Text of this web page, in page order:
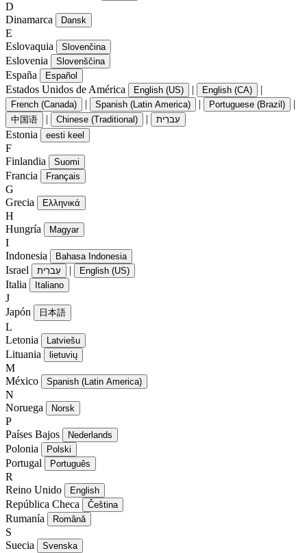
D
Dinamarca
Dansk
E
Eslovaquia
Slovenčina
Eslovenia Slovenščina
España Español
Estados Unidos de América English (US) | English (CA) |
French (Canada) | Spanish (Latin America) | Portuguese (Brazil) |
中国语 | Chinese (Traditional) | עִברִית
Estonia eesti keel
F
Finlandia
Suomi
Francia Français
G
Grecia
Ελληνικά
H
Hungría
Magyar
I
Indonesia
Bahasa Indonesia
Israel עִברִית | English (US)
Italia Italiano
J
Japón
日本語
L
Letonia
Latviešu
Lituania lietuvių
M
México
Spanish (Latin America)
N
Noruega
Norsk
P
Países Bajos
Nederlands
Polonia Polski
Portugal Português
R
Reino Unido
English
República Checa Čeština
Rumanía Română
S
Suecia
Svenska